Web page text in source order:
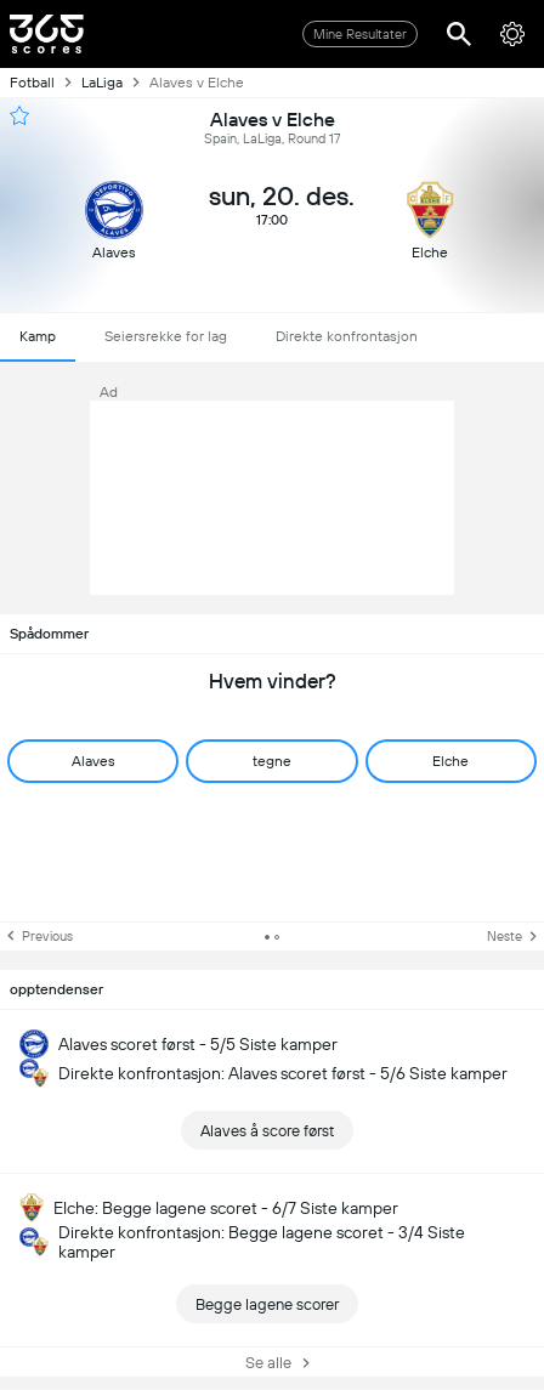
Mine Resultater
Fotball LaLiga Alaves v Elche
Alaves v Elche
Spain, LaLiga, Round 17
Alaves
sun, 20. des.
17:00
Elche
Kamp Seiersrekke for lag Direkte konfrontasjon
Ad
Spådommer
Hvem vinder?
Alaves tegne Elche
Previous Neste
opptendenser
Alaves scoret først - 5/5 Siste kamper
Direkte konfrontasjon: Alaves scoret først - 5/6 Siste kamper
Alaves å score først
Elche: Begge lagene scoret - 6/7 Siste kamper
Direkte konfrontasjon: Begge lagene scoret - 3/4 Siste
kamper
Begge lagene scorer
Se alle